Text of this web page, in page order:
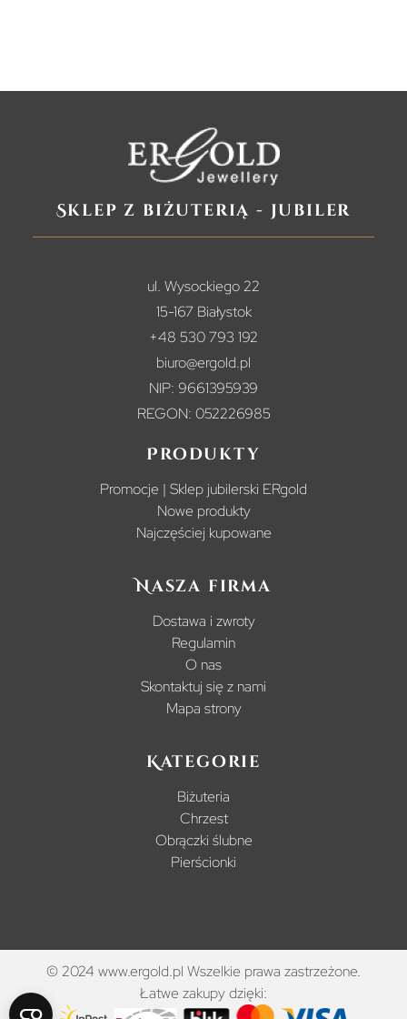
Sklep z biżuterią - jubiler
ul. Wysockiego 22
15-167 Białystok
+48 530 793 192
biuro@ergold.pl
NIP: 9661395939
REGON: 052226985
Produkty
Promocje | Sklep jubilerski ERgold
Nowe produkty
Najczęściej kupowane
Nasza firma
Dostawa i zwroty
Regulamin
O nas
Skontaktuj się z nami
Mapa strony
Kategorie
Biżuteria
Chrzest
Obrączki ślubne
Pierścionki
© 2024 www.ergold.pl Wszelkie prawa zastrzeżone.
Łatwe zakupy dzięki: